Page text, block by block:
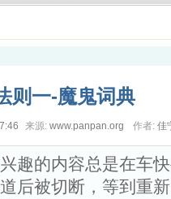
则一-魔鬼词典
来源: www.panpan.org 作者: 佳
趣的内容总是在车
后被切断，等到重